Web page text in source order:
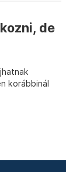
de
korábbinál